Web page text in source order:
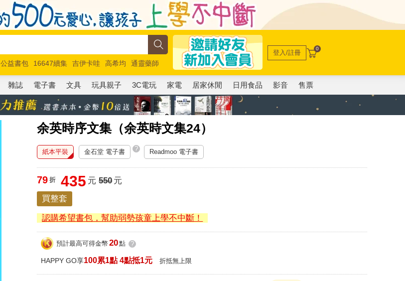
公益書包 16647續集 吉伊卡哇 高希均
通靈藥師
馬斯克 玩具總動員5 超慢跑
登入/註冊 0
雜誌 電子書 文具 玩具親子 3C電玩 家電 居家休閒 日用食品 影音 售票
余英時序文集（余英時文集24）
紙本平裝 金石堂 電子書 ? Readmoo 電子書
79 折 435 元 550元
買整套
認購希望書包，幫助弱勢孩童上學不中斷！
預計最高可得金幣 20點 ?
HAPPY GO享100累1點 4點抵1元 折抵無上限